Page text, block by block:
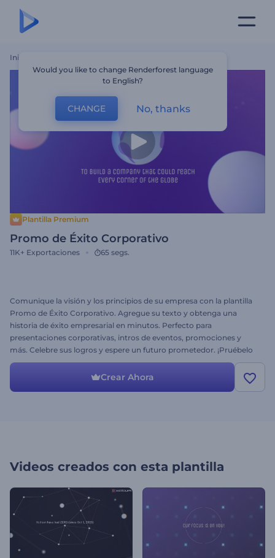
Inicio
Plantilla Premium
Promo de Éxito Corporativo
11K+ Exportaciones 65 segs.
Comunique la visión y los principios de su empresa con la plantilla
Promo de Éxito Corporativo. Agregue su texto y obtenga una
historia de éxito empresarial en minutos. Perfecto para
presentaciones corporativas, intros de eventos, promociones y
más. Celebre sus logros y espere un futuro prometedor. ¡Pruébelo
ahora gratis!
Crear Ahora
Videos creados con esta plantilla
Would you like to change Renderforest language
to English?
CHANGE No, thanks